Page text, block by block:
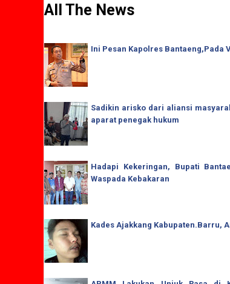
All The News
Ini Pesan Kapolres Bantaeng,Pada
Sadikin arisko dari aliansi
aparat penegak hukum
Hadapi Kekeringan, Bupati
Waspada Kebakaran
Kades Ajakkang Kabupaten.Barru,